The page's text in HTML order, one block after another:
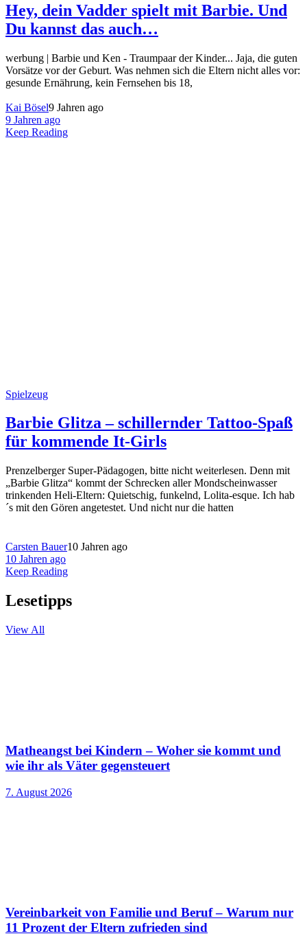
Hey, dein Vadder spielt mit Barbie. Und
Du kannst das auch…
werbung | Barbie und Ken - Traumpaar der Kinder... Jaja, die guten
Vorsätze vor der Geburt. Was nehmen sich die Eltern nicht alles vor:
gesunde Ernährung, kein Fernsehen bis 18,
Kai Bösel9 Jahren ago
9 Jahren ago
Keep Reading
Spielzeug
Barbie Glitza – schillernder Tattoo-Spaß
für kommende It-Girls
Prenzelberger Super-Pädagogen, bitte nicht weiterlesen. Denn mit
„Barbie Glitza“ kommt der Schrecken aller Mondscheinwasser
trinkenden Heli-Eltern: Quietschig, funkelnd, Lolita-esque. Ich hab
´s mit den Gören angetestet. Und nicht nur die hatten
Carsten Bauer10 Jahren ago
10 Jahren ago
Keep Reading
Lesetipps
View All
Matheangst bei Kindern – Woher sie kommt und
wie ihr als Väter gegensteuert
7. August 2026
Vereinbarkeit von Familie und Beruf – Warum nur
11 Prozent der Eltern zufrieden sind